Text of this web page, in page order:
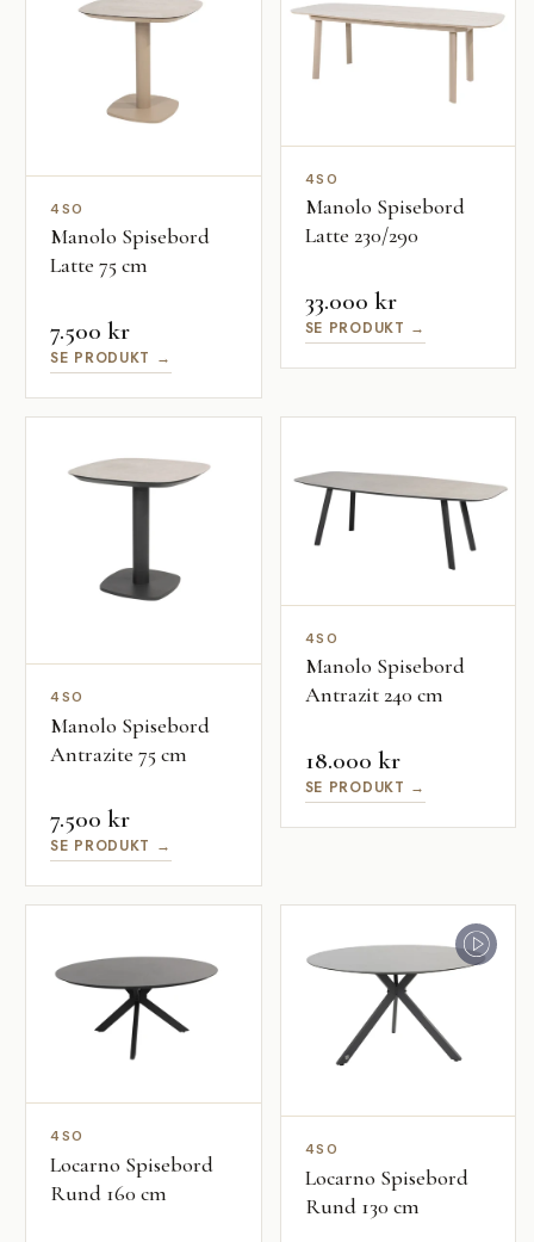
4SO
Manolo Spisebord
Latte 75 cm
7.500 kr
SE PRODUKT →
4SO
Manolo Spisebord
Latte 230/290
33.000 kr
SE PRODUKT →
4SO
Manolo Spisebord
Antrazite 75 cm
7.500 kr
SE PRODUKT →
4SO
Manolo Spisebord
Antrazit 240 cm
18.000 kr
SE PRODUKT →
4SO
Locarno Spisebord
Rund 160 cm
4SO
Locarno Spisebord
Rund 130 cm